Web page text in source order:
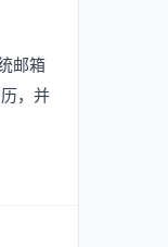
邮箱
，并